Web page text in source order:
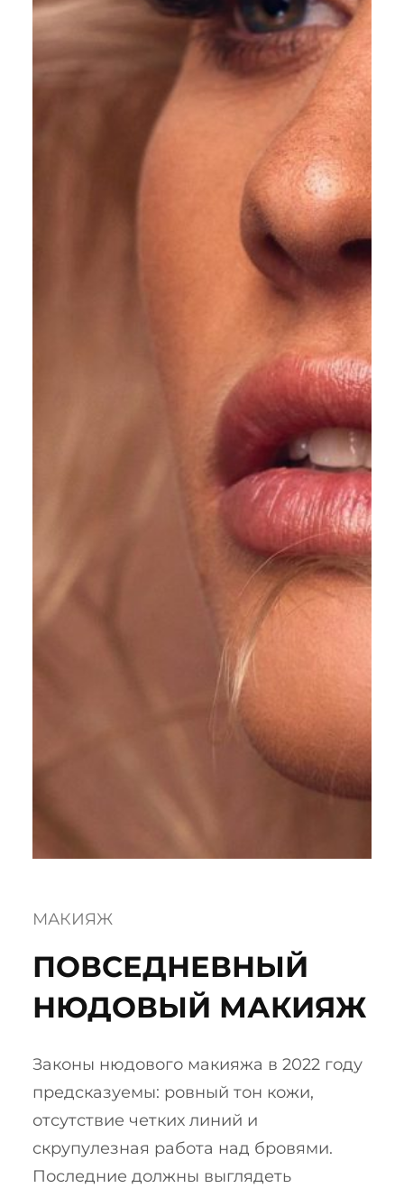
МАКИЯЖ
ПОВСЕДНЕВНЫЙ
НЮДОВЫЙ МАКИЯЖ
Законы нюдового макияжа в 2022 году
предсказуемы: ровный тон кожи,
отсутствие четких линий и
скрупулезная работа над бровями.
Последние должны выглядеть